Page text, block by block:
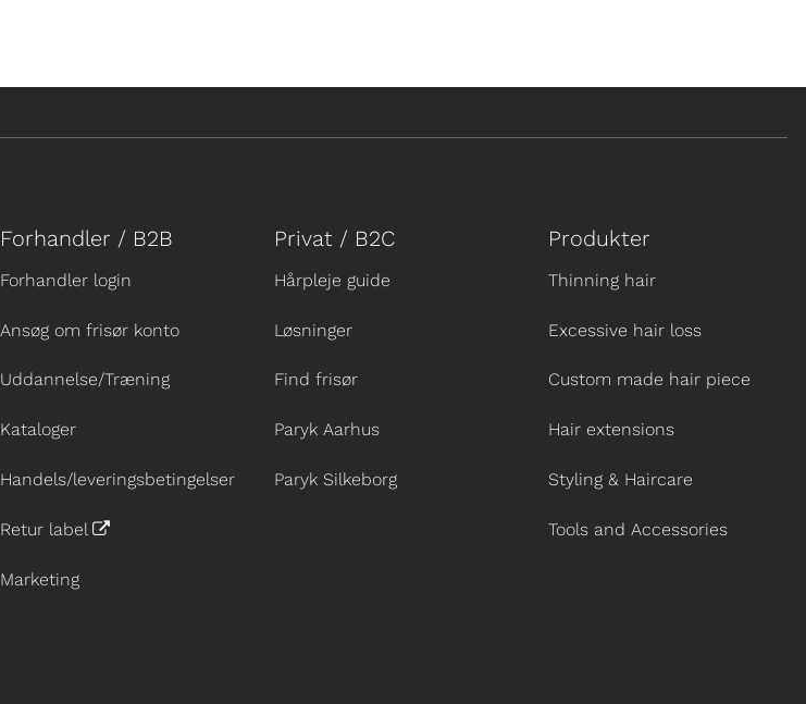
Forhandler / B2B
Forhandler login
Ansøg om frisør konto
Uddannelse/Træning
Kataloger
Handels/leveringsbetingelser
Retur label
Marketing
Privat / B2C
Hårpleje guide
Løsninger
Find frisør
Paryk Aarhus
Paryk Silkeborg
Produkter
Thinning hair
Excessive hair loss
Custom made hair piece
Hair extensions
Styling & Haircare
Tools and Accessories